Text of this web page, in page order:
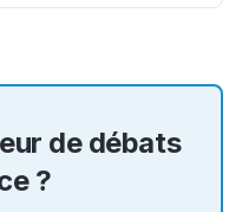
de débats
?